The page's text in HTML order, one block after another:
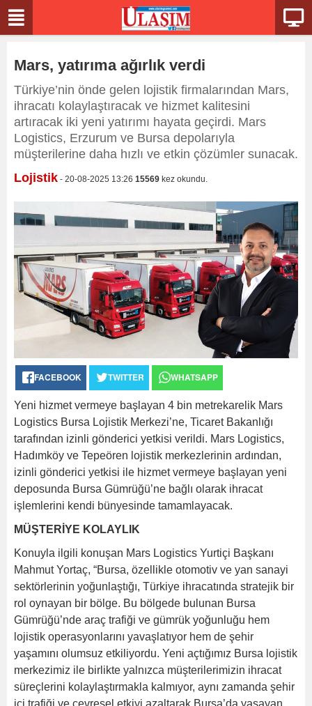
Mars, yatırıma ağırlık verdi
Türkiye’nin önde gelen lojistik firmalarından Mars,
ihracatı kolaylaştıracak ve hizmet kalitesini
artıracak iki yeni yatırımı hayata geçirdi. Mars
Logistics, Erzurum ve Bursa depolarıyla
müşterilerine daha hızlı ve etkin çözümler sunacak.
Lojistik - 20-08-2025 13:26 15569 kez okundu.
FACEBOOK TWITTER WHATSAPP
Yeni hizmet vermeye başlayan 4 bin metrekarelik Mars
Logistics Bursa Lojistik Merkezi’ne, Ticaret Bakanlığı
tarafından izinli gönderici yetkisi verildi. Mars Logistics,
Hadımköy ve Tepeören lojistik merkezlerinin ardından,
izinli gönderici yetkisi ile hizmet vermeye başlayan yeni
deposunda Bursa Gümrüğü’ne bağlı olarak ihracat
işlemlerini kendi bünyesinde tamamlayacak.
MÜŞTERİYE KOLAYLIK
Konuyla ilgili konuşan Mars Logistics Yurtiçi Başkanı
Mahmut Yortaç, “Bursa, özellikle otomotiv ve yan sanayi
sektörlerinin yoğunlaştığı, Türkiye ihracatında stratejik bir
rol oynayan bir bölge. Bu bölgede bulunan Bursa
Gümrüğü’nde araç trafiği ve gümrük yoğunluğu hem
lojistik operasyonlarını yavaşlatıyor hem de şehir
yaşamını olumsuz etkiliyordu. Yeni açtığımız Bursa lojistik
merkezimiz ile birlikte yalnızca müşterilerimizin ihracat
süreçlerini kolaylaştırmakla kalmıyor, aynı zamanda şehir
içi trafiği ve çevresel etkiyi azaltarak Bursa’da yaşayan